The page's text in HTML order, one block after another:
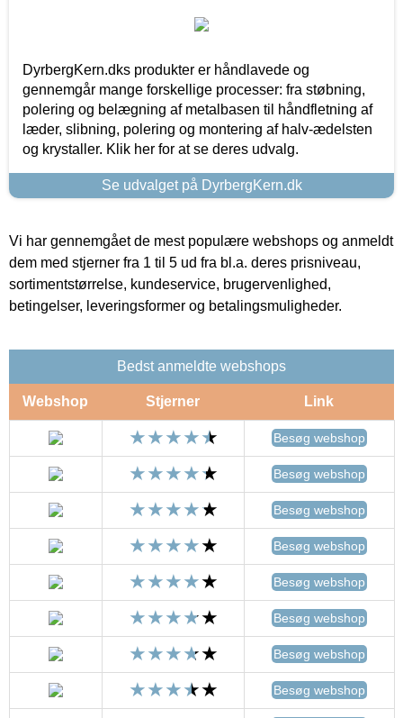
DyrbergKern.dks produkter er håndlavede og
gennemgår mange forskellige processer: fra støbning,
polering og belægning af metalbasen til håndfletning af
læder, slibning, polering og montering af halv-ædelsten
og krystaller. Klik her for at se deres udvalg.
Se udvalget på DyrbergKern.dk
Vi har gennemgået de mest populære webshops og anmeldt
dem med stjerner fra 1 til 5 ud fra bl.a. deres prisniveau,
sortimentstørrelse, kundeservice, brugervenlighed,
betingelser, leveringsformer og betalingsmuligheder.
Bedst anmeldte webshops
Webshop Stjerner Link
Besøg webshop
Besøg webshop
Besøg webshop
Besøg webshop
Besøg webshop
Besøg webshop
Besøg webshop
Besøg webshop